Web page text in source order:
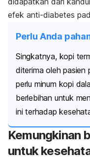
efek anti-diabetes
Perlu Anda
Singkatnya, kopi
diterima oleh pasien
perlu minum kopi
berlebihan untuk
ini terhadap
Kemungkinan
untuk